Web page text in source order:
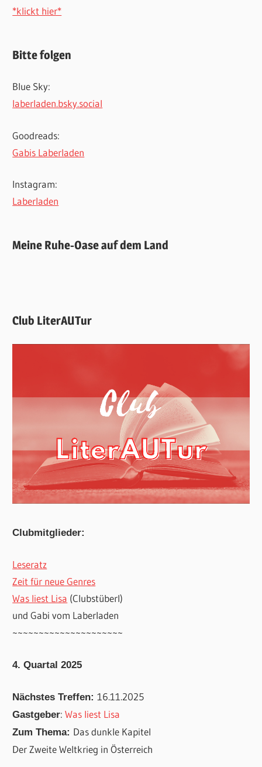
*klickt hier*
Bitte folgen
Blue Sky:
laberladen.bsky.social
Goodreads:
Gabis Laberladen
Instagram:
Laberladen
Meine Ruhe-Oase auf dem Land
Club LiterAUTur
Clubmitglieder:
Leseratz
Zeit für neue Genres
Was liest Lisa (Clubstüberl)
und Gabi vom Laberladen
~~~~~~~~~~~~~~~~~~~~~
4. Quartal 2025
Nächstes Treffen:16.11.2025
Gastgeber:Was liest Lisa
Zum Thema: Das dunkle Kapitel
Der Zweite Weltkrieg in Österreich